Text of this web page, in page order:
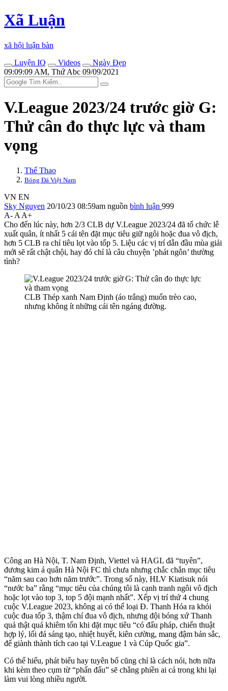
Xã Luận
xã hội luận bàn
Luyện IQ
Videos
Ngày Đẹp
09:09:09 AM, Thứ Abc 09/09/2021
V.League 2023/24 trước giờ G:
Thử cân đo thực lực và tham
vọng
Thể Thao
Bóng Đá Việt Nam
VN EN
Sky Nguyen 20/10/23 08:59am nguồn bình luận 999
A- A A+
Cho đến lúc này, hơn 2/3 CLB dự V.League 2023/24 đã tổ chức lễ
xuất quân, ít nhất 5 cái tên đặt mục tiêu giữ ngôi hoặc đua vô địch,
hơn 5 CLB ra chỉ tiêu lọt vào tốp 5. Liệu các vị trí dẫn đầu mùa giải
mới sẽ rất chật chội, hay đó chỉ là câu chuyện ’phát ngôn’ thường
tình?
CLB Thép xanh Nam Định (áo trắng) muốn trèo cao,
nhưng không ít những cái tên ngáng đường.
Công an Hà Nội, T. Nam Định, Viettel và HAGL đã “tuyên”,
đương kim á quân Hà Nội FC thì chưa nhưng chắc chắn mục tiêu
“năm sau cao hơn năm trước”. Trong số này, HLV Kiatisuk nói
“nước ba” rằng “mục tiêu của chúng tôi là cạnh tranh ngôi vô địch
hoặc lọt vào top 3, top 5 đội mạnh nhất”. Xếp vị trí thứ 4 chung
cuộc V.League 2023, không ai có thể loại Đ. Thanh Hóa ra khỏi
cuộc đua tốp 3, thậm chí đua vô địch, nhưng đội bóng xứ Thanh
quả thật quá khiêm tốn khi đặt mục tiêu “có đấu pháp, chiến thuật
hợp lý, lối đá sáng tạo, nhiệt huyết, kiên cường, mang đậm bản sắc,
để giành thành tích cao tại V.League 1 và Cúp Quốc gia”.
Có thể hiểu, phát biểu hay tuyên bố cũng chỉ là cách nói, hơn nữa
khi kèm theo cụm từ “phấn đấu” sẽ chẳng phiền ai cả trong khi lại
làm vui lòng nhiều người.